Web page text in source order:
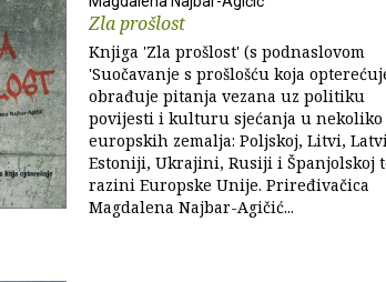
Zla prošlost
Knjiga 'Zla prošlost' (s podnaslovom
'Suočavanje s prošlošću koja
obrađuje pitanja vezana uz politiku
povijesti i kulturu sjećanja u nekoliko
europskih zemalja: Poljskoj, Litvi,
Estoniji, Ukrajini, Rusiji i Španjolskoj
razini Europske Unije. Priređivačica
Magdalena Najbar-Agičić...